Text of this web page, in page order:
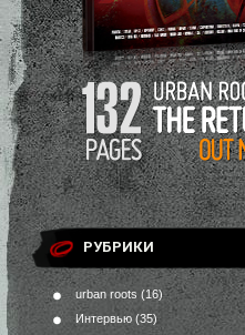
РУБРИКИ
urban roots (16)
Интервью (35)